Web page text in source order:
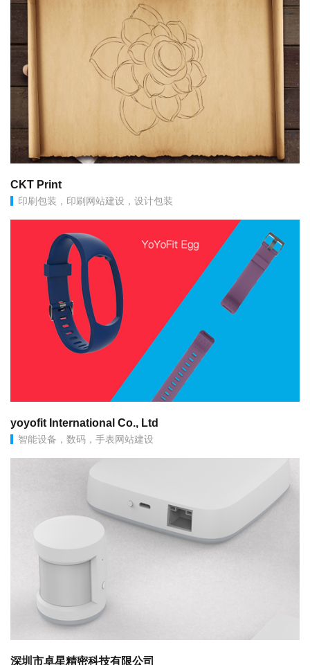
CKT Print
印刷包装，印刷网站建设，设计包装
yoyofit International Co., Ltd
智能设备，数码，手表网站建设
深圳市卓星精密科技有限公司